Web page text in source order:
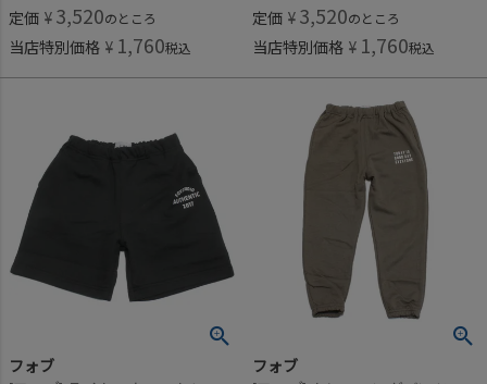
定価 ¥ 3,520のところ
当店特別価格 ¥ 1,760税込
定価 ¥ 3,520のところ
当店特別価格 ¥ 1,760税込
フォブ フォブ